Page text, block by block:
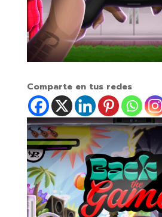
Comparte en tus redes